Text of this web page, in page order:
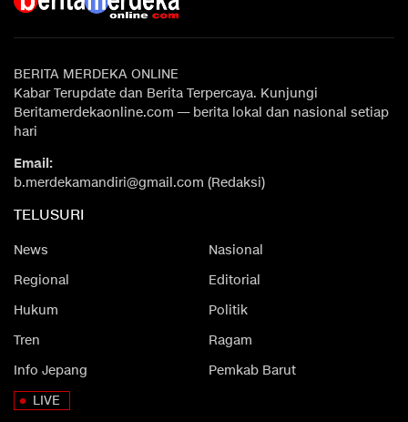
BERITA MERDEKA ONLINE
Kabar Terupdate dan Berita Terpercaya. Kunjungi
Beritamerdekaonline.com — berita lokal dan nasional setiap
hari
Email:
b.merdekamandiri@gmail.com (Redaksi)
TELUSURI
News
Nasional
Regional
Editorial
Hukum
Politik
Tren
Ragam
Info Jepang
Pemkab Barut
LIVE